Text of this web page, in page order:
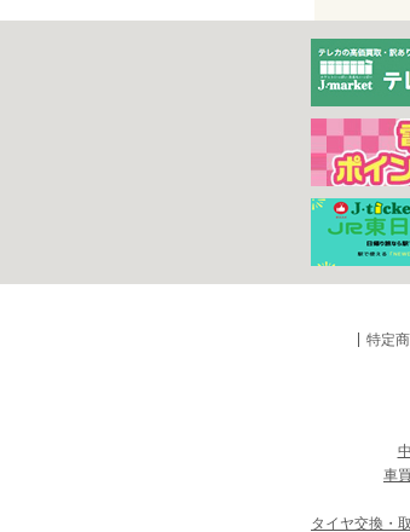
特定
車
タイヤ交換・